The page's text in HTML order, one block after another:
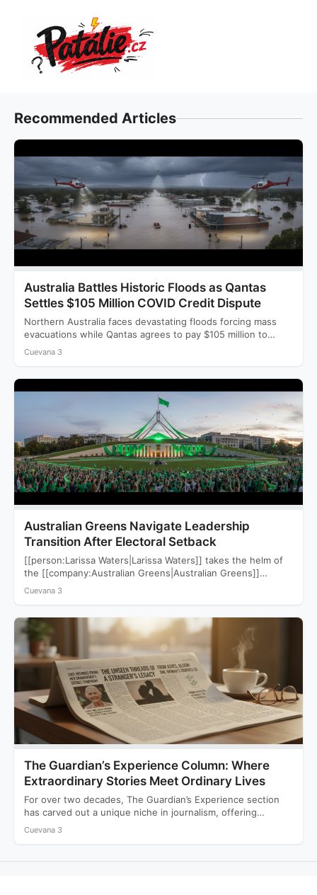
obsah
Recommended Articles
Australia Battles Historic Floods as Qantas
Settles $105 Million COVID Credit Dispute
Northern Australia faces devastating floods forcing mass
evacuations while Qantas agrees to pay $105 million to
settle a…
Cuevana 3
Australian Greens Navigate Leadership
Transition After Electoral Setback
[[person:Larissa Waters|Larissa Waters]] takes the helm of
the [[company:Australian Greens|Australian Greens]]
following a devastating 2025 election that saw…
Cuevana 3
The Guardian’s Experience Column: Where
Extraordinary Stories Meet Ordinary Lives
For over two decades, The Guardian’s Experience section
has carved out a unique niche in journalism, offering
readers…
Cuevana 3